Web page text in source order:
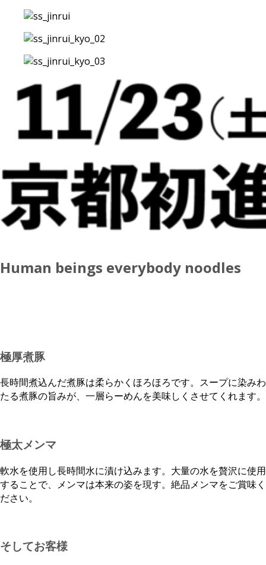
Human beings everybody noodles
極厚煮豚
長時間煮込んだ煮豚は柔らかくほろほろです。スープに染みわ
たる煮豚の旨みが、一層らーめんを美味しくさせてくれます。
極太メンマ
軟水を使用し長時間水に漬け込みます。大量の水を贅沢に使用
することで、メンマは本来の姿を現す。絶品メンマをご賞味く
ださい。
そしてお客様